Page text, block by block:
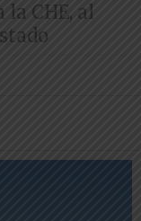
CHE, al